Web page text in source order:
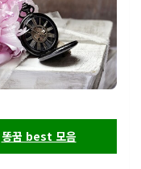
똥꿈 best 모음